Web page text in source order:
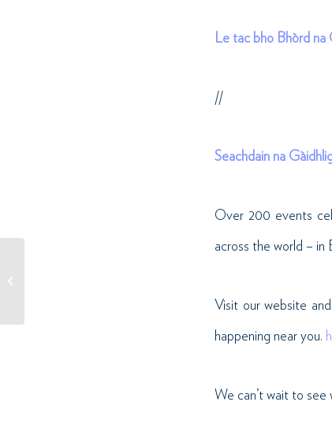
Le tac bho Bhòrd na
//
Seachdain na
Over 200 events
across the world – in
Visit our website
happening near you.
We can’t wait to see